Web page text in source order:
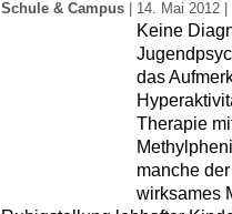
Schule & Campus | 14. Mai 2012 |
Keine
das
Therapie
manche
wirksames